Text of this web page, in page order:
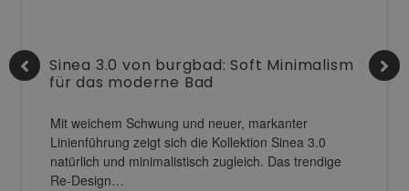
Sinea 3.0 von burgbad: Soft Minimalism
für das moderne Bad
Mit weichem Schwung und neuer, markanter
Linienführung zeigt sich die Kollektion Sinea 3.0
natürlich und minimalistisch zugleich. Das trendige
Re-Design…